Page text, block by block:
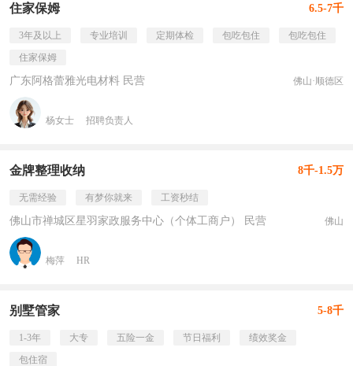
住家保姆 6.5-7千
3年及以上 专业培训 定期体检 包吃包住
包吃包住
住家保姆
广东阿格蕾雅光电材料 民营 佛山·顺德区
杨女士 招聘负责人
金牌整理收纳 8千-1.5万
无需经验 有梦你就来 工资秒结
佛山市禅城区星羽家政服务中心（个体工商户） 民营 佛山
梅萍 HR
别墅管家 5-8千
1-3年 大专 五险一金 节日福利
绩效奖金
包住宿